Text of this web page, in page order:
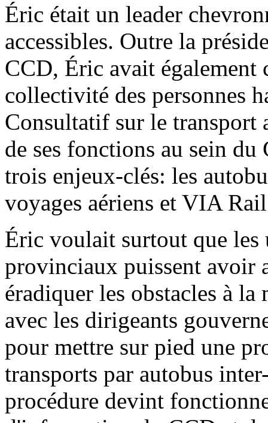
Éric était un leader
accessibles. Outre la
CCD, Éric avait également
collectivité des personnes
Consultatif sur le transport
de ses fonctions au sein
trois enjeux-clés: les
voyages aériens et VIA
Éric voulait surtout que les
provinciaux puissent avoir
éradiquer les obstacles à
avec les dirigeants
pour mettre sur pied une
transports par autobus
procédure devint